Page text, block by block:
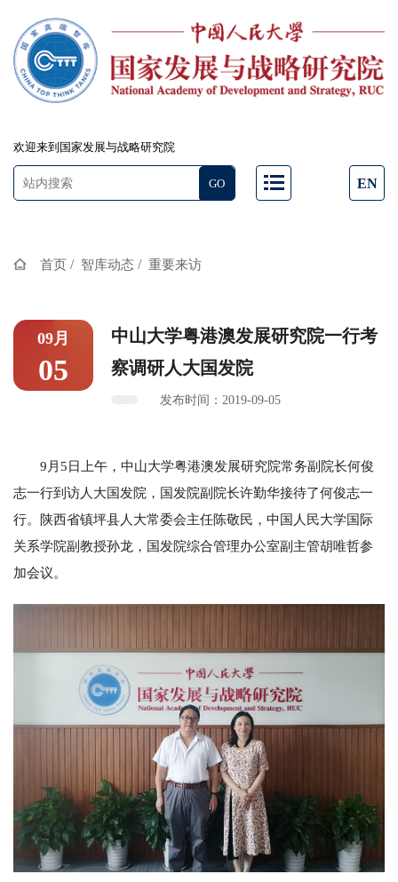
欢迎来到国家发展与战略研究院
EN
首页 / 智库动态 / 重要来访
09月
05
中山大学粤港澳发展研究院一行考
察调研人大国发院
发布时间：2019-09-05
9月5日上午，中山大学粤港澳发展研究院常务副院长何俊
志一行到访人大国发院，国发院副院长许勤华接待了何俊志一
行。陕西省镇坪县人大常委会主任陈敬民，中国人民大学国际
关系学院副教授孙龙，国发院综合管理办公室副主管胡唯哲参
加会议。